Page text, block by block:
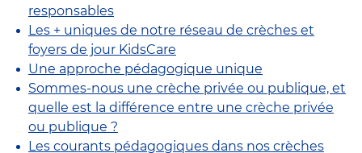
responsables
Les + uniques de notre réseau de crèches et
foyers de jour KidsCare
Une approche pédagogique unique
Sommes-nous une crèche privée ou publique, et
quelle est la différence entre une crèche privée
ou publique ?
Les courants pédagogiques dans nos crèches